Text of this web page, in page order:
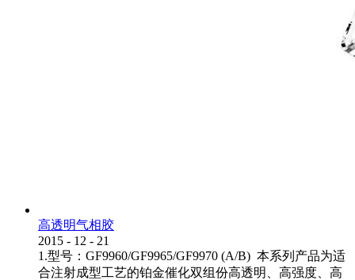
高透明气相胶
2015 - 12 - 21
1.型号：GF9960/GF9965/GF9970 (A/B) 本系列产品为适
合注射成型工艺的铂金催化双组份高透明、高强度、高